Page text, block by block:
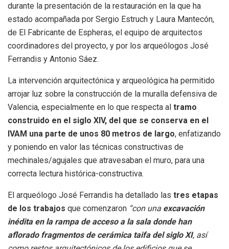
durante la presentación de la restauración en la que ha
estado acompañada por Sergio Estruch y Laura Mantecón,
de El Fabricante de Espheras, el equipo de arquitectos
coordinadores del proyecto, y por los arqueólogos José
Ferrandis y Antonio Sáez.
La intervención arquitectónica y arqueológica ha permitido
arrojar luz sobre la construcción de la muralla defensiva de
Valencia, especialmente en lo que respecta al tramo
construido en el siglo XIV, del que se conserva en el
IVAM una parte de unos 80 metros de largo, enfatizando
y poniendo en valor las técnicas constructivas de
mechinales/agujales que atravesaban el muro, para una
correcta lectura histórica-constructiva.
El arqueólogo José Ferrandis ha detallado las tres etapas
de los trabajos que comenzaron “con una excavación
inédita en la rampa de acceso a la sala donde han
aflorado fragmentos de cerámica taifa del siglo XI, así